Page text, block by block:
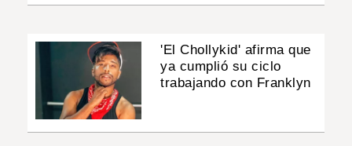
'El Chollykid' afirma que
ya cumplió su ciclo
trabajando con Franklyn